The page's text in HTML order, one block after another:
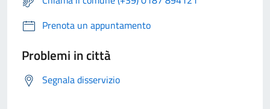
Prenota un appuntamento
Problemi in città
Segnala disservizio